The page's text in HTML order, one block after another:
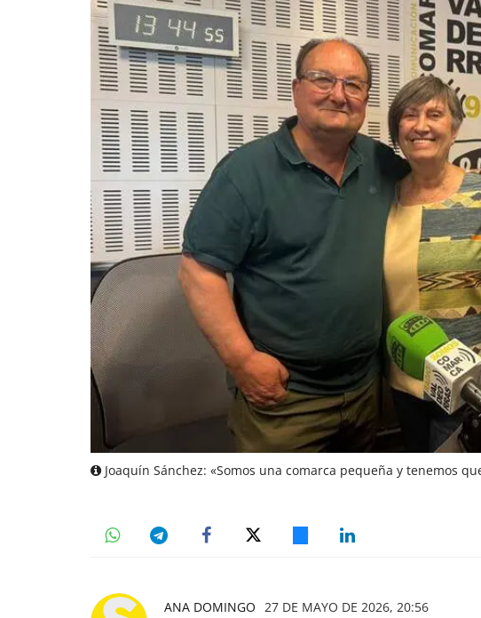
Joaquín Sánchez: «Somos una comarca pequeña y tenemos
ANA DOMINGO 27 DE MAYO DE 2026, 20:56